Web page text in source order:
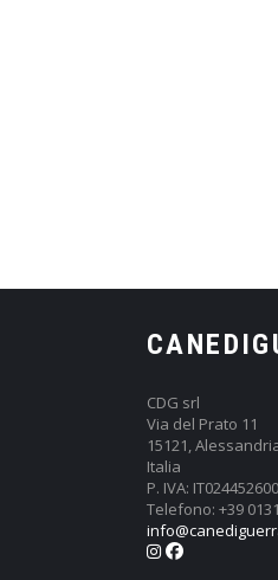
CDG srl
Via del Prato 11
15121,
Italia
P. IVA:
Telefono: +39